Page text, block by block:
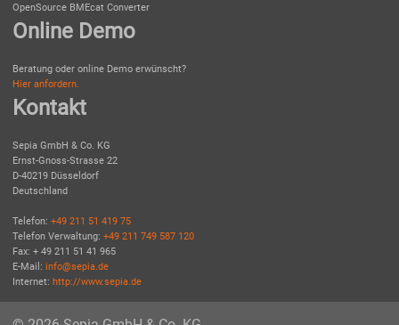
OpenSource BMEcat Converter
Online Demo
Beratung oder online Demo erwünscht?
Hier anfordern.
Kontakt
Sepia GmbH & Co. KG
Ernst-Gnoss-Strasse 22
D-40219 Düsseldorf
Deutschland
Telefon: +49 211 51 419 75
Telefon Verwaltung: +49 211 749 587 120
Fax: + 49 211 51 41 965
E-Mail: info@sepia.de
Internet: http://www.sepia.de